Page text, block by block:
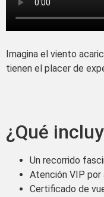
Imagina el viento
tienen el placer de
¿Qué
Un recorrido
Atención VIP por
Certificado de